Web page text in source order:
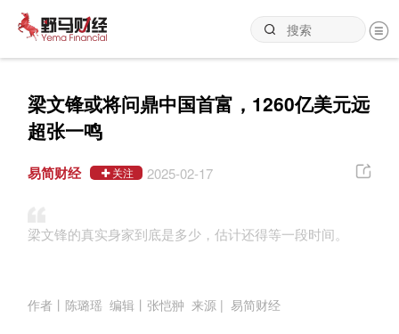
梁文锋或将问鼎中国首富，1260亿美元远
超张一鸣
易简财经 关注 2025-02-17
梁文锋的真实身家到底是多少，估计还得等一段时间。
作者丨陈璐瑶 编辑丨张恺翀 来源 | 易简财经